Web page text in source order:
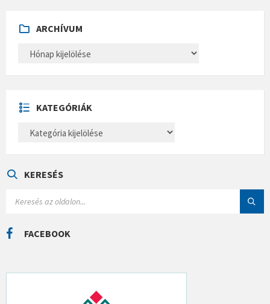
ARCHÍVUM
H
U
M
KATEGÓRIÁK
E
Á
KERESÉS
C
H
FACEBOOK